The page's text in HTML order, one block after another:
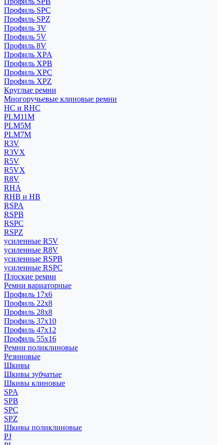
Профиль SPC
Профиль SPZ
Профиль 3V
Профиль 5V
Профиль 8V
Профиль XPA
Профиль XPB
Профиль XPC
Профиль XPZ
Круглые ремни
Многоручьевые клиновые ремни
HC и RHC
PLM11M
PLM5M
PLM7M
R3V
R3VX
R5V
R5VX
R8V
RHA
RHB и HB
RSPA
RSPB
RSPC
RSPZ
усиленные R5V
усиленные R8V
усиленные RSPB
усиленные RSPC
Плоские ремни
Ремни вариаторные
Профиль 17x6
Профиль 22x8
Профиль 28x8
Профиль 37x10
Профиль 47x12
Профиль 55x16
Ремни поликлиновые
Резиновые
Шкивы
Шкивы зубчатые
Шкивы клиновые
SPA
SPB
SPC
SPZ
Шкивы поликлиновые
PJ